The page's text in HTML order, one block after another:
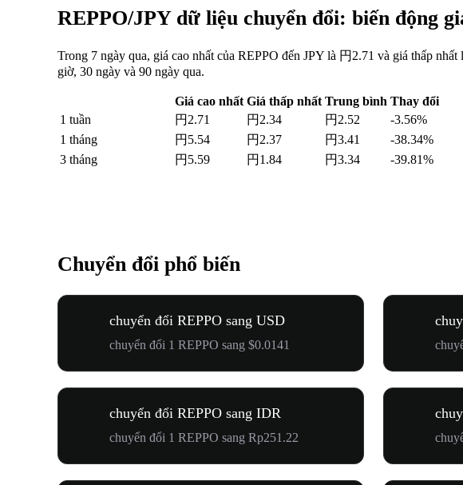
REPPO/JPY dữ liệu chuyển đổi: biến động
Trong 7 ngày qua, giá cao nhất của REPPO đến JPY là 円2.71 và giá thấp
giờ, 30 ngày và 90 ngày qua.
Giá cao nhất Giá thấp nhất Trung bình Thay đổi
1 tuần
円2.71 円2.34 円2.52
-3.56%
1 tháng
円5.54 円2.37 円3.41
-38.34%
3 tháng
円5.59 円1.84 円3.34 -39.81%
Chuyển đổi phổ biến
chuyển đổi REPPO sang USD
chuyển đổi 1 REPPO sang $0.0141
chuyển đổi REPPO sang IDR
chuyển đổi 1 REPPO sang Rp251.22